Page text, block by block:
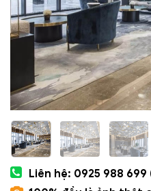
Liên hệ: 0925 988 699